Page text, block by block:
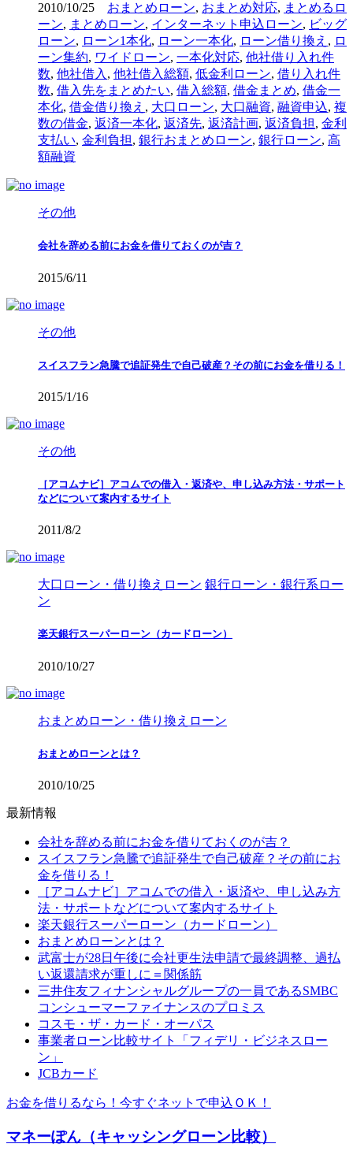
2010/10/25 おまとめローン, おまとめ対応, まとめるロ
ーン, まとめローン, インターネット申込ローン, ビッグ
ローン, ローン1本化, ローン一本化, ローン借り換え , ロ
ーン集約, ワイドローン, 一本化対応, 他社借り入れ件
数, 他社借入 , 他社借入総額, 低金利ローン, 借り入れ件
数, 借入先をまとめたい, 借入総額, 借金まとめ, 借金一
本化, 借金借り換え , 大口ローン, 大口融資, 融資申込, 複
数の借金, 返済一本化, 返済先, 返済計画, 返済負担, 金利
支払い, 金利負担, 銀行おまとめローン, 銀行ローン, 高
額融資
その他
会社を辞める前にお金を借りておくのが吉？
2015/6/11
その他
スイスフラン急騰で追証発生で自己破産？その前にお金を借りる！
2015/1/16
その他
［アコムナビ］アコムでの借入・返済や、申し込み方法・サポート
などについて案内するサイト
2011/8/2
大口ローン・借り換えローン 銀行ローン・銀行系ロー
ン
楽天銀行スーパーローン（カードローン）
2010/10/27
おまとめローン・借り換えローン
おまとめローンとは？
2010/10/25
最新情報
会社を辞める前にお金を借りておくのが吉？
スイスフラン急騰で追証発生で自己破産？その前にお
金を借りる！
［アコムナビ］アコムでの借入・返済や、申し込み方
法・サポートなどについて案内するサイト
楽天銀行スーパーローン（カードローン）
おまとめローンとは？
武富士が28日午後に会社更生法申請で最終調整、過払
い返還請求が重しに＝関係筋
三井住友フィナンシャルグループの一員であるSMBC
コンシューマーファイナンスのプロミス
コスモ・ザ・カード・オーパス
事業者ローン比較サイト「フィデリ・ビジネスロー
ン」
JCBカード
お金を借りるなら！今すぐネットで申込ＯＫ！
マネーぽん（キャッシングローン比較）